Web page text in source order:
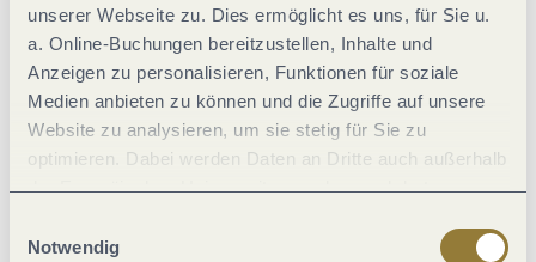
unserer Webseite zu. Dies ermöglicht es uns, für Sie u.
a. Online-Buchungen bereitzustellen, Inhalte und
Anzeigen zu personalisieren, Funktionen für soziale
Medien anbieten zu können und die Zugriffe auf unsere
Website zu analysieren, um sie stetig für Sie zu
optimieren. Dabei werden Daten an Dritte auch außerhalb
der Europäischen Union weitergegeben und dort
jederzeit widerrufen werden. Mit der Auswahl "Alle
Notwendig
Öffnungszeiten
Ruhetage